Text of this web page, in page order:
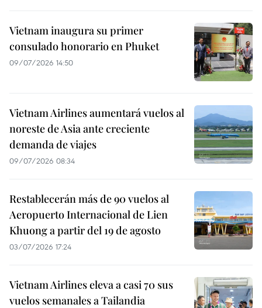
Vietnam inaugura su primer
consulado honorario en Phuket
09/07/2026 14:50
Vietnam Airlines aumentará vuelos al
noreste de Asia ante creciente
demanda de viajes
09/07/2026 08:34
Restablecerán más de 90 vuelos al
Aeropuerto Internacional de Lien
Khuong a partir del 19 de agosto
03/07/2026 17:24
Vietnam Airlines eleva a casi 70 sus
vuelos semanales a Tailandia